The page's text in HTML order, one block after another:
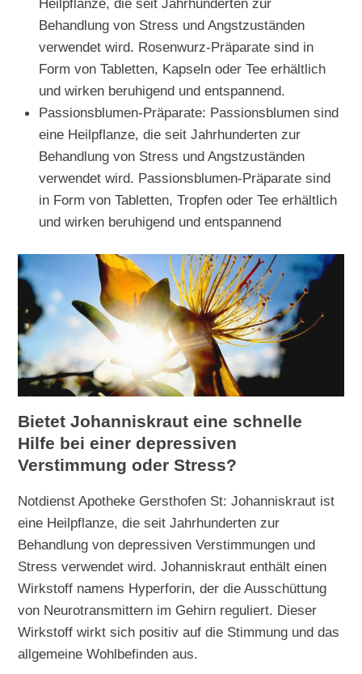
Heilpflanze, die seit Jahrhunderten zur
Behandlung von Stress und Angstzuständen
verwendet wird. Rosenwurz-Präparate sind in
Form von Tabletten, Kapseln oder Tee erhältlich
und wirken beruhigend und entspannend.
Passionsblumen-Präparate: Passionsblumen sind
eine Heilpflanze, die seit Jahrhunderten zur
Behandlung von Stress und Angstzuständen
verwendet wird. Passionsblumen-Präparate sind
in Form von Tabletten, Tropfen oder Tee erhältlich
und wirken beruhigend und entspannend
Bietet Johanniskraut eine schnelle
Hilfe bei einer depressiven
Verstimmung oder Stress?
Notdienst Apotheke Gersthofen St: Johanniskraut ist
eine Heilpflanze, die seit Jahrhunderten zur
Behandlung von depressiven Verstimmungen und
Stress verwendet wird. Johanniskraut enthält einen
Wirkstoff namens Hyperforin, der die Ausschüttung
von Neurotransmittern im Gehirn reguliert. Dieser
Wirkstoff wirkt sich positiv auf die Stimmung und das
allgemeine Wohlbefinden aus.